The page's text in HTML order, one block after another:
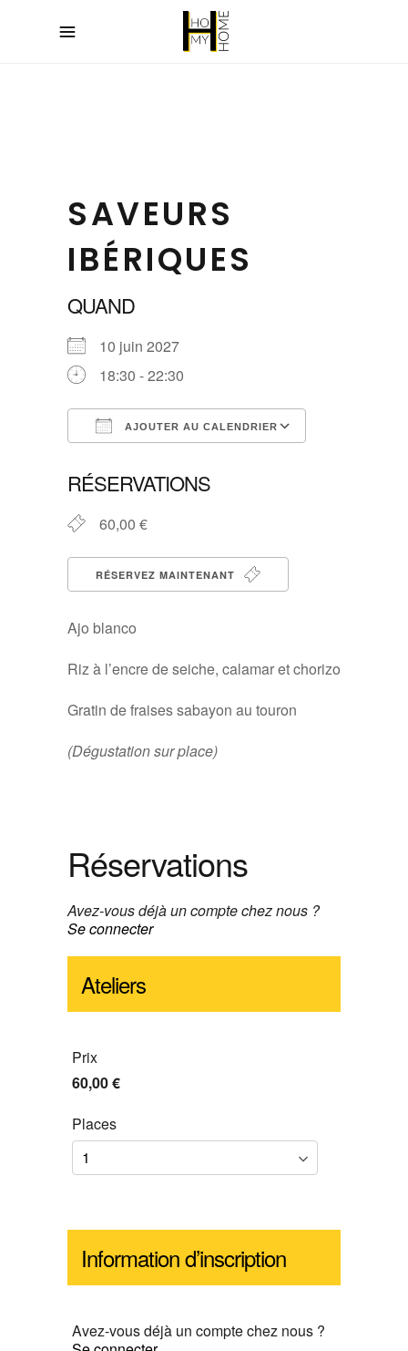
SAVEURS
IBÉRIQUES
QUAND
10 juin 2027
18:30 - 22:30
AJOUTER AU CALENDRIER
RÉSERVATIONS
60,00 €
RÉSERVEZ MAINTENANT
Ajo blanco
Riz à l’encre de seiche, calamar et chorizo
Gratin de fraises sabayon au touron
(Dégustation sur place)
Réservations
Avez-vous déjà un compte chez nous ?
Se connecter
Ateliers
Prix
60,00 €
Places
Information d’inscription
Avez-vous déjà un compte chez nous ?